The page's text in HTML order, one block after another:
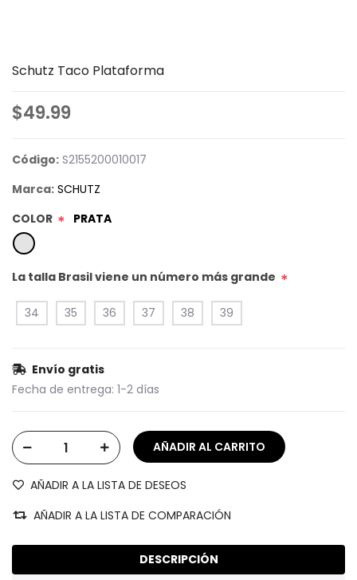
Schutz Taco Plataforma
$49.99
Código: S2155200010017
Marca: SCHUTZ
COLOR * PRATA
La talla Brasil viene un número más grande *
34 35 36 37 38 39
Envío gratis
Fecha de entrega: 1-2 días
AÑADIR A LA LISTA DE DESEOS
AÑADIR A LA LISTA DE COMPARACIÓN
DESCRIPCIÓN